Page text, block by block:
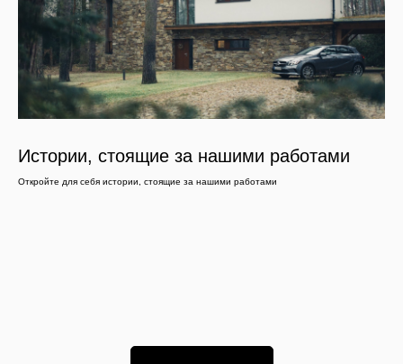
Истории, стоящие за нашими работами
Откройте для себя истории, стоящие за нашими работами